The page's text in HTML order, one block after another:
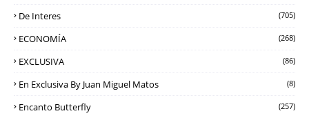
De Interes (705)
ECONOMÍA (268)
EXCLUSIVA (86)
En Exclusiva By Juan Miguel Matos (8)
Encanto Butterfly (257)